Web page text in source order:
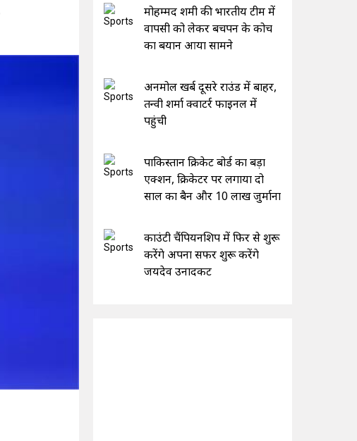
मोहम्मद शमी की भारतीय टीम में
वापसी को लेकर बचपन के कोच
का बयान आया सामने
अनमोल खर्ब दूसरे राउंड में बाहर,
तन्वी शर्मा क्वाटर्र फाइनल में
पहुंची
पाकिस्तान क्रिकेट बोर्ड का बड़ा
एक्शन, क्रिकेटर पर लगाया दो
साल का बैन और 10 लाख जुर्माना
काउंटी चैंपियनशिप में फिर से शुरू
करेंगे अपना सफर शुरू करेंगे
जयदेव उनादकट